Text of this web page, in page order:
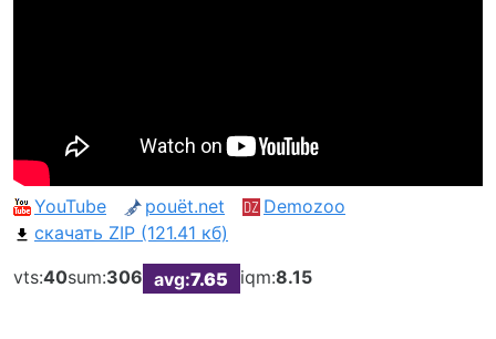
YouTube pouët.net
Demozoo
скачать ZIP (121.41 кб)
vts:40sum:306 avg:7.65 iqm:8.15